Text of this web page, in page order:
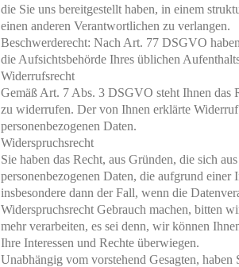
die Sie uns bereitgestellt haben, in einem
einen anderen Verantwortlichen zu verlangen.
Beschwerderecht: Nach Art. 77 DSGVO
die Aufsichtsbehörde Ihres üblichen
Widerrufsrecht
Gemäß Art. 7 Abs. 3 DSGVO steht Ihnen das
zu widerrufen. Der von Ihnen erklärte
personenbezogenen Daten.
Widerspruchsrecht
Sie haben das Recht, aus Gründen, die sich
personenbezogenen Daten, die aufgrund
insbesondere dann der Fall, wenn die
Widerspruchsrecht Gebrauch machen, bitten
mehr verarbeiten, es sei denn, wir können
Ihre Interessen und Rechte überwiegen.
Unabhängig vom vorstehend Gesagten,